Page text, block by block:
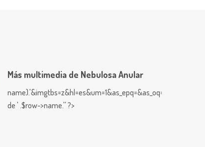
Más multimedia de Nebulosa Anular
de ' .$row->name.'' ?>